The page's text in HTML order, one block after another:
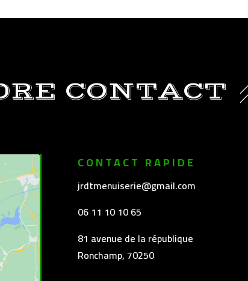
CONTACT
CONTACT RAPIDE
jrdtmenuiserie@gmail.com
06 11 10 10 65
81 avenue de la république
Ronchamp, 70250